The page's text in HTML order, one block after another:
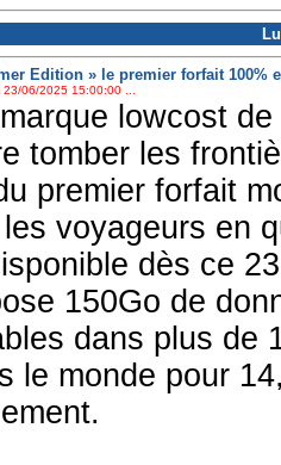
Edition » le premier forfait 100%
23/06/2025 15:00:00 ...
lowcost
tomber les
premier forfait
voyageurs en
dès ce
150Go de
dans plus de
le monde pour